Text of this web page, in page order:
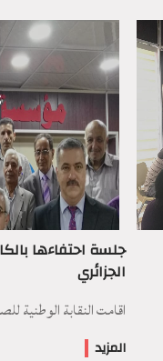
جلسة احتفاءها
الجزائري
اقامت النقابة الوطنية
المزيد